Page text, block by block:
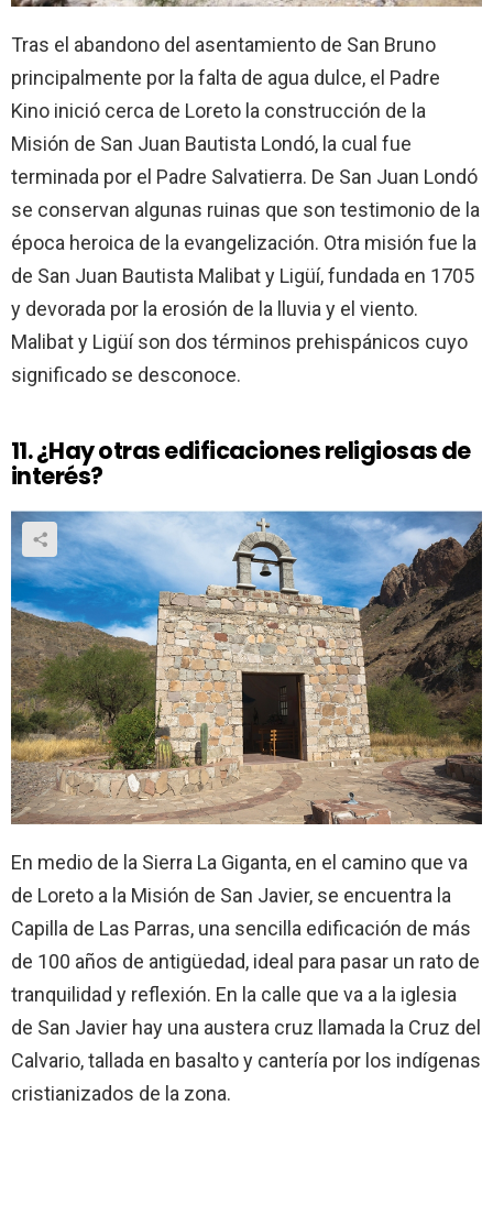
Tras el abandono del asentamiento de San Bruno
principalmente por la falta de agua dulce, el Padre
Kino inició cerca de Loreto la construcción de la
Misión de San Juan Bautista Londó, la cual fue
terminada por el Padre Salvatierra. De San Juan Londó
se conservan algunas ruinas que son testimonio de la
época heroica de la evangelización. Otra misión fue la
de San Juan Bautista Malibat y Ligüí, fundada en 1705
y devorada por la erosión de la lluvia y el viento.
Malibat y Ligüí son dos términos prehispánicos cuyo
significado se desconoce.
11. ¿Hay otras edificaciones religiosas de
interés?
En medio de la Sierra La Giganta, en el camino que va
de Loreto a la Misión de San Javier, se encuentra la
Capilla de Las Parras, una sencilla edificación de más
de 100 años de antigüedad, ideal para pasar un rato de
tranquilidad y reflexión. En la calle que va a la iglesia
de San Javier hay una austera cruz llamada la Cruz del
Calvario, tallada en basalto y cantería por los indígenas
cristianizados de la zona.